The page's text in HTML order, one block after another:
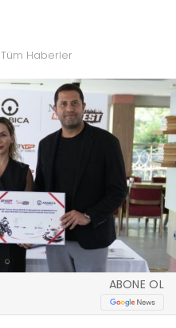
Tüm Haberler
ABONE OL